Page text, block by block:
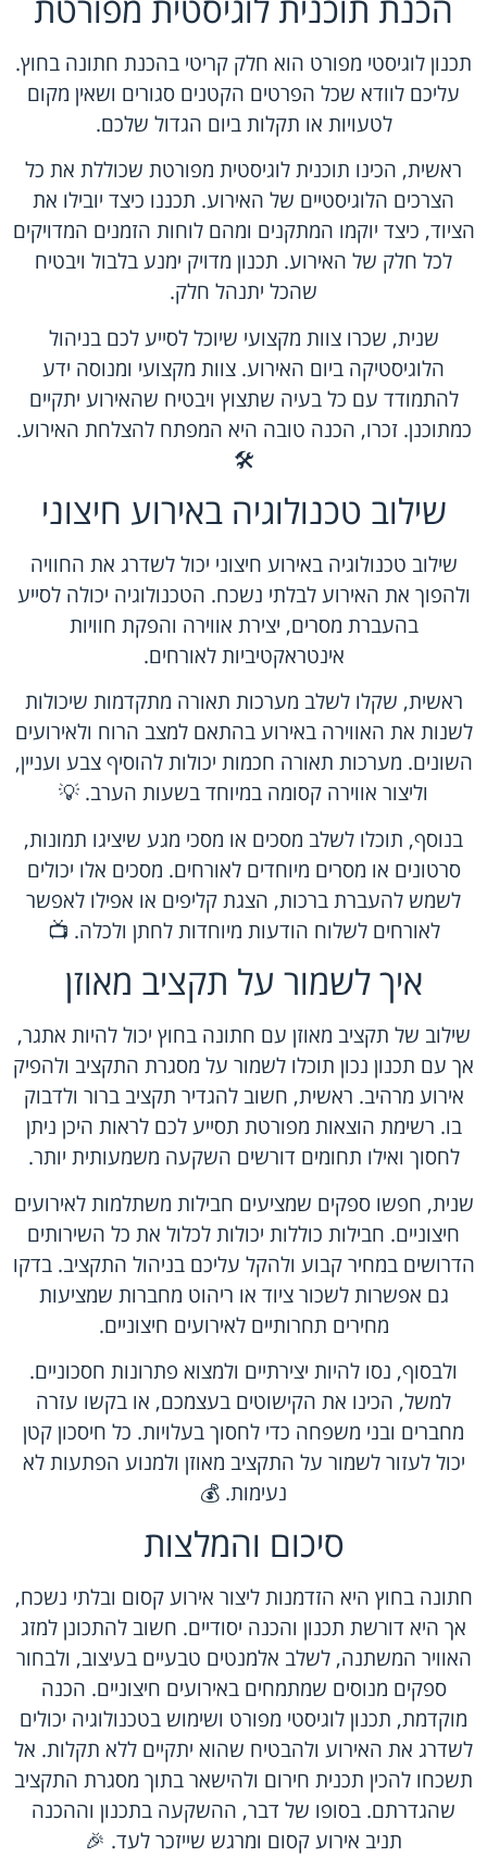
תכנון לוגיסטי מפורט הוא חלק קריטי בהכנת חתונה בחוץ.
עליכם לוודא שכל הפרטים הקטנים סגורים ושאין מקום
לטעויות או תקלות ביום הגדול שלכם.
ראשית, הכינו תוכנית לוגיסטית מפורטת שכוללת את כל
הצרכים הלוגיסטיים של האירוע. תכננו כיצד יובילו את
הציוד, כיצד יוקמו המתקנים ומהם לוחות הזמנים המדויקים
לכל חלק של האירוע. תכנון מדויק ימנע בלבול ויבטיח
שהכל יתנהל חלק.
שנית, שכרו צוות מקצועי שיוכל לסייע לכם בניהול
הלוגיסטיקה ביום האירוע. צוות מקצועי ומנוסה ידע
להתמודד עם כל בעיה שתצוץ ויבטיח שהאירוע יתקיים
כמתוכנן. זכרו, הכנה טובה היא המפתח להצלחת האירוע.
🛠️
שילוב טכנולוגיה באירוע חיצוני
שילוב טכנולוגיה באירוע חיצוני יכול לשדרג את החוויה
ולהפוך את האירוע לבלתי נשכח. הטכנולוגיה יכולה לסייע
בהעברת מסרים, יצירת אווירה והפקת חוויות
אינטראקטיביות לאורחים.
ראשית, שקלו לשלב מערכות תאורה מתקדמות שיכולות
לשנות את האווירה באירוע בהתאם למצב הרוח ולאירועים
השונים. מערכות תאורה חכמות יכולות להוסיף צבע ועניין,
וליצור אווירה קסומה במיוחד בשעות הערב. 💡
בנוסף, תוכלו לשלב מסכים או מסכי מגע שיציגו תמונות,
סרטונים או מסרים מיוחדים לאורחים. מסכים אלו יכולים
לשמש להעברת ברכות, הצגת קליפים או אפילו לאפשר
לאורחים לשלוח הודעות מיוחדות לחתן ולכלה. 📺
איך לשמור על תקציב מאוזן
שילוב של תקציב מאוזן עם חתונה בחוץ יכול להיות אתגר,
אך עם תכנון נכון תוכלו לשמור על מסגרת התקציב ולהפיק
אירוע מרהיב. ראשית, חשוב להגדיר תקציב ברור ולדבוק
בו. רשימת הוצאות מפורטת תסייע לכם לראות היכן ניתן
לחסוך ואילו תחומים דורשים השקעה משמעותית יותר.
שנית, חפשו ספקים שמציעים חבילות משתלמות לאירועים
חיצוניים. חבילות כוללות יכולות לכלול את כל השירותים
הדרושים במחיר קבוע ולהקל עליכם בניהול התקציב. בדקו
גם אפשרות לשכור ציוד או ריהוט מחברות שמציעות
מחירים תחרותיים לאירועים חיצוניים.
ולבסוף, נסו להיות יצירתיים ולמצוא פתרונות חסכוניים.
למשל, הכינו את הקישוטים בעצמכם, או בקשו עזרה
מחברים ובני משפחה כדי לחסוך בעלויות. כל חיסכון קטן
יכול לעזור לשמור על התקציב מאוזן ולמנוע הפתעות לא
נעימות. 💰
סיכום והמלצות
חתונה בחוץ היא הזדמנות ליצור אירוע קסום ובלתי נשכח,
אך היא דורשת תכנון והכנה יסודיים. חשוב להתכונן למזג
האוויר המשתנה, לשלב אלמנטים טבעיים בעיצוב, ולבחור
ספקים מנוסים שמתמחים באירועים חיצוניים. הכנה
מוקדמת, תכנון לוגיסטי מפורט ושימוש בטכנולוגיה יכולים
לשדרג את האירוע ולהבטיח שהוא יתקיים ללא תקלות. אל
תשכחו להכין תכנית חירום ולהישאר בתוך מסגרת התקציב
שהגדרתם. בסופו של דבר, ההשקעה בתכנון וההכנה
תניב אירוע קסום ומרגש שייזכר לעד. 🎉